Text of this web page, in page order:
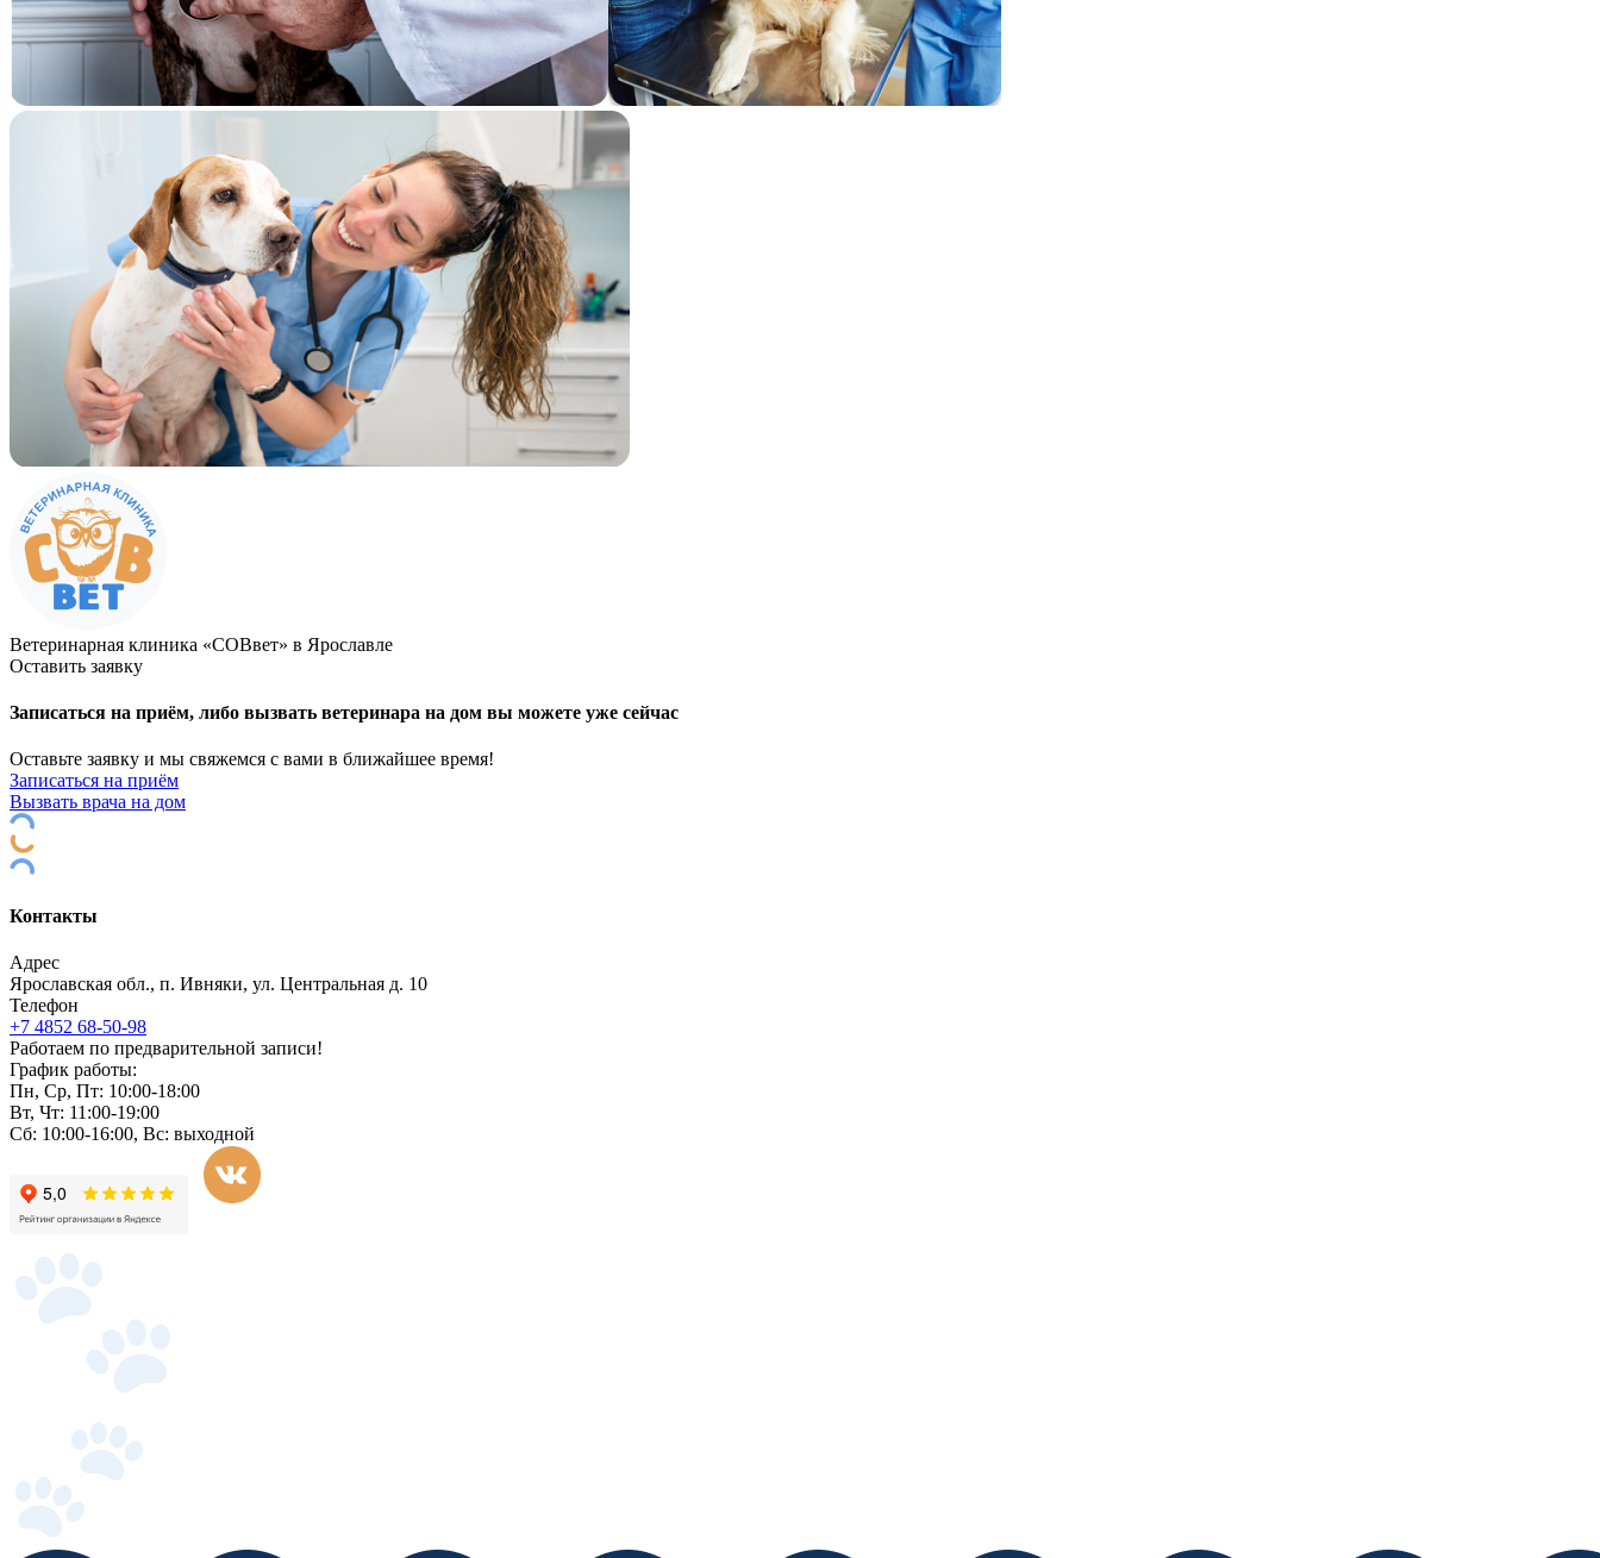
Ветеринарная клиника «СОВвет» в Ярославле
Оставить заявку
Записаться на приём, либо вызвать ветеринара на дом вы можете уже сейчас
Оставьте заявку и мы свяжемся с вами в ближайшее время!
Записаться на приём
Вызвать врача на дом
Контакты
Адрес
Ярославская обл., п. Ивняки, ул. Центральная д. 10
Телефон
+7 4852 68-50-98
Работаем по предварительной записи!
График работы:
Пн, Ср, Пт: 10:00-18:00
Вт, Чт: 11:00-19:00
Сб: 10:00-16:00, Вс: выходной